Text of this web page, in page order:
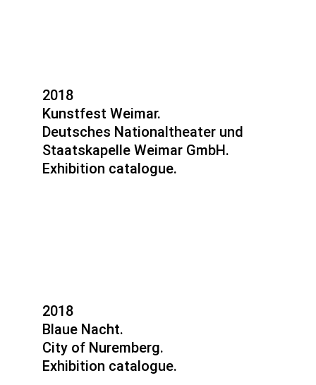
2018
Kunstfest Weimar.
Deutsches Nationaltheater und
Staatskapelle Weimar GmbH.
Exhibition catalogue.
2018
Blaue Nacht.
City of Nuremberg.
Exhibition catalogue.